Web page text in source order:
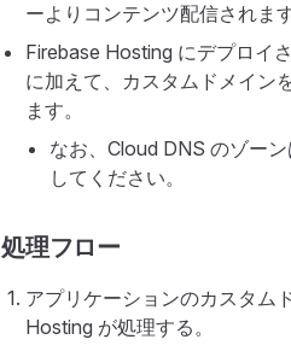
ーよりコンテンツ配信されま
Firebase Hosting にデプロイ
に加えて、カスタムドメイン
ます。
なお、Cloud DNS のゾー
してください。
処理フロー
アプリケーションのカスタム
Hosting が処理する。